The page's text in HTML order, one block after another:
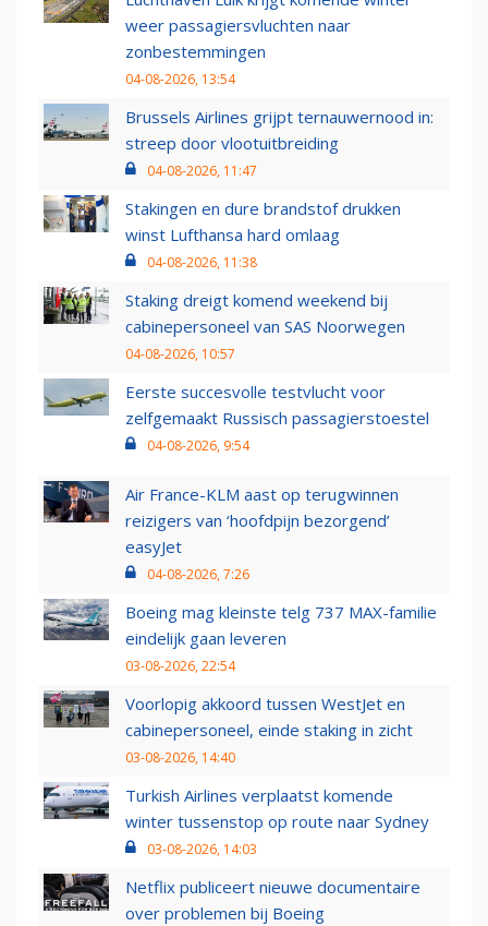
weer passagiersvluchten naar
zonbestemmingen
04-08-2026, 13:54
Brussels Airlines grijpt ternauwernood in:
streep door vlootuitbreiding
04-08-2026, 11:47
Stakingen en dure brandstof drukken
winst Lufthansa hard omlaag
04-08-2026, 11:38
Staking dreigt komend weekend bij
cabinepersoneel van SAS Noorwegen
04-08-2026, 10:57
Eerste succesvolle testvlucht voor
zelfgemaakt Russisch passagierstoestel
04-08-2026, 9:54
Air France-KLM aast op terugwinnen
reizigers van ‘hoofdpijn bezorgend’
easyJet
04-08-2026, 7:26
Boeing mag kleinste telg 737 MAX-familie
eindelijk gaan leveren
03-08-2026, 22:54
Voorlopig akkoord tussen WestJet en
cabinepersoneel, einde staking in zicht
03-08-2026, 14:40
Turkish Airlines verplaatst komende
winter tussenstop op route naar Sydney
03-08-2026, 14:03
Netflix publiceert nieuwe documentaire
over problemen bij Boeing